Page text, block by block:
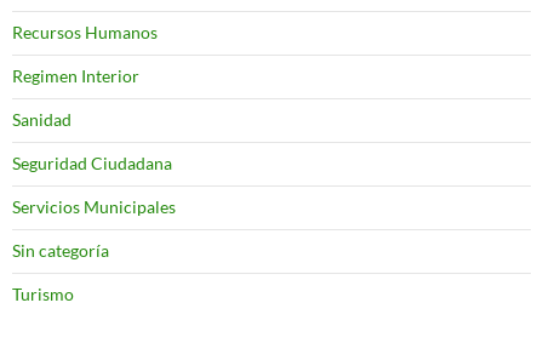
Recursos Humanos
Regimen Interior
Sanidad
Seguridad Ciudadana
Servicios Municipales
Sin categoría
Turismo